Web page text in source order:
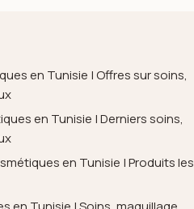
en Tunisie | Offres sur soins,
en Tunisie | Derniers soins,
en Tunisie | Produits les